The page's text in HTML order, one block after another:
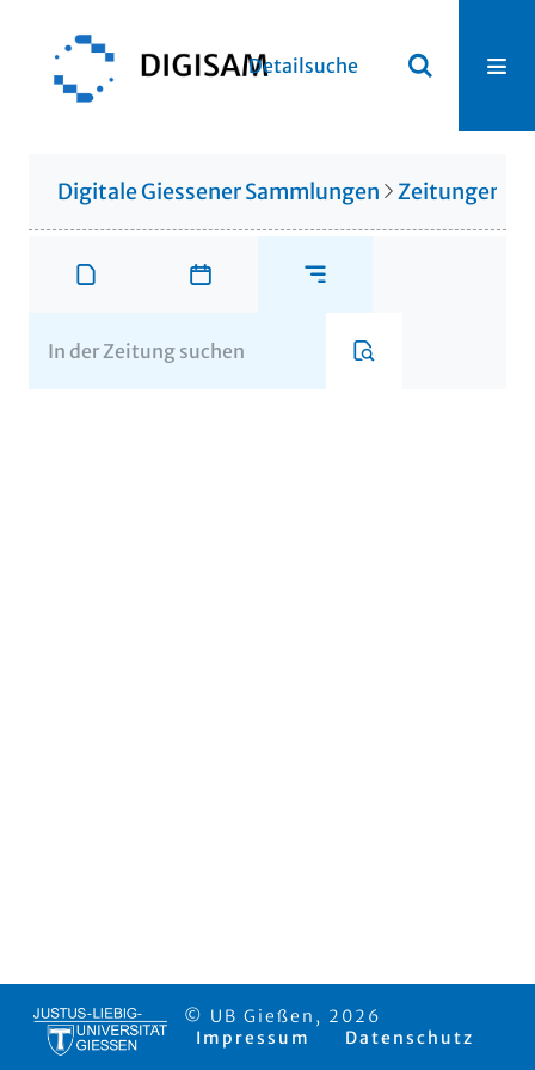
Detailsuche
Digitale Giessener Sammlungen Zeitungen
© UB Gießen, 2026
Impressum
Datenschutz